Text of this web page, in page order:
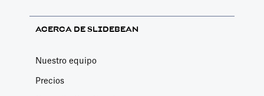
ACERCA DE SLIDEBEAN
Nuestro equipo
Precios